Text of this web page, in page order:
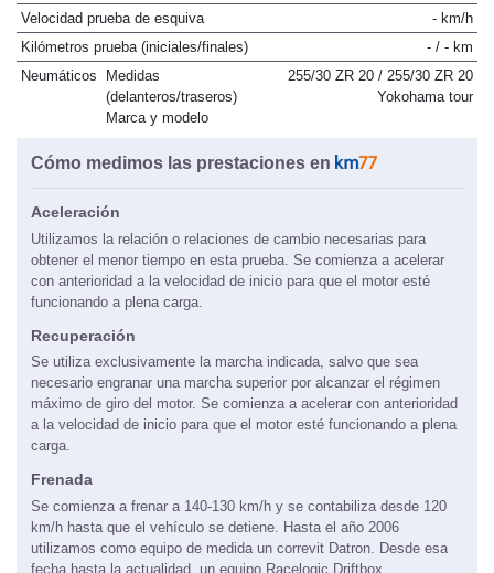
Velocidad prueba de esquiva
- km/h
Kilómetros prueba (iniciales/finales)
- / - km
Neumáticos
Medidas
(delanteros/traseros)
Marca y modelo
255/30 ZR 20 / 255/30 ZR 20
Yokohama tour
Cómo medimos las prestaciones en
Aceleración
Utilizamos la relación o relaciones de cambio necesarias para
obtener el menor tiempo en esta prueba. Se comienza a acelerar
con anterioridad a la velocidad de inicio para que el motor esté
funcionando a plena carga.
Recuperación
Se utiliza exclusivamente la marcha indicada, salvo que sea
necesario engranar una marcha superior por alcanzar el régimen
máximo de giro del motor. Se comienza a acelerar con anterioridad
a la velocidad de inicio para que el motor esté funcionando a plena
carga.
Frenada
Se comienza a frenar a 140-130 km/h y se contabiliza desde 120
km/h hasta que el vehículo se detiene. Hasta el año 2006
utilizamos como equipo de medida un correvit Datron. Desde esa
fecha hasta la actualidad, un equipo Racelogic Driftbox.